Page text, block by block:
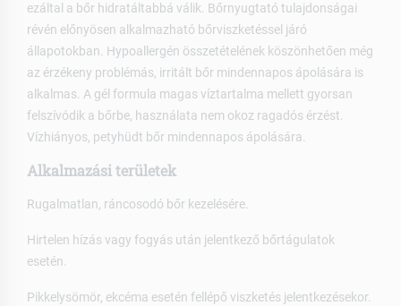
ezáltal a bőr hidratáltabbá válik. Bőrnyugtató tulajdonságai
révén előnyösen alkalmazható bőrviszketéssel járó
állapotokban. Hypoallergén összetételének köszönhetően még
az érzékeny problémás, irritált bőr mindennapos ápolására is
alkalmas. A gél formula magas víztartalma mellett gyorsan
felszívódik a bőrbe, használata nem okoz ragadós érzést.
Vízhiányos, petyhüdt bőr mindennapos ápolására.
Alkalmazási területek
Rugalmatlan, ráncosodó bőr kezelésére.
Hirtelen hízás vagy fogyás után jelentkező bőrtágulatok
esetén.
Pikkelysömör, ekcéma esetén fellépő viszketés jelentkezésekor.